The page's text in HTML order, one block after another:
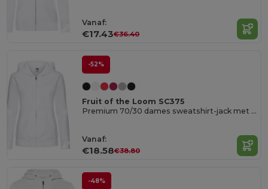
Vanaf:
€17.43€36.40
-52%
Fruit of the Loom SC375
Premium 70/30 dames sweatshirt-jack met capuchon
Vanaf:
€18.58€38.80
-48%